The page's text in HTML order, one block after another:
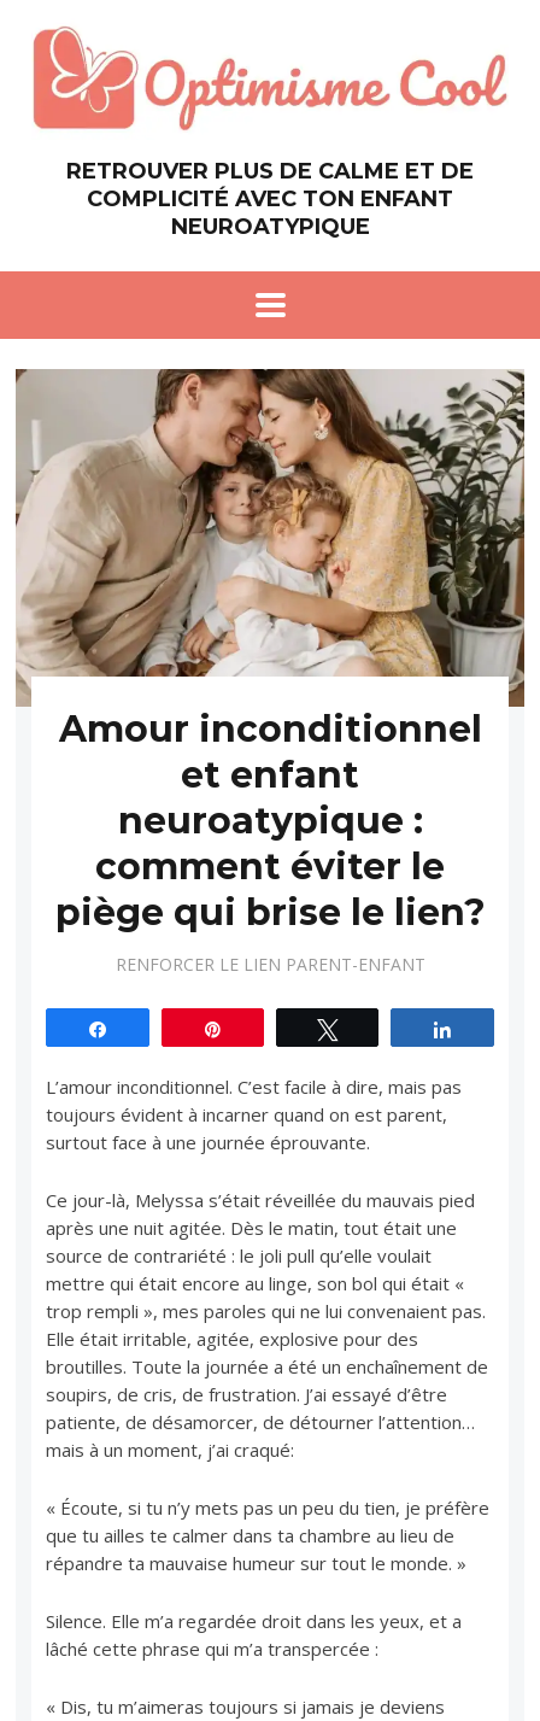
RETROUVER PLUS DE CALME ET DE
COMPLICITÉ AVEC TON ENFANT
NEUROATYPIQUE
Amour inconditionnel
et enfant
neuroatypique :
comment éviter le
piège qui brise le lien?
RENFORCER LE LIEN PARENT-ENFANT
L’amour inconditionnel. C’est facile à dire, mais pas
toujours évident à incarner quand on est parent,
surtout face à une journée éprouvante.
Ce jour-là, Melyssa s’était réveillée du mauvais pied
après une nuit agitée. Dès le matin, tout était une
source de contrariété : le joli pull qu’elle voulait
mettre qui était encore au linge, son bol qui était «
trop rempli », mes paroles qui ne lui convenaient pas.
Elle était irritable, agitée, explosive pour des
broutilles. Toute la journée a été un enchaînement de
soupirs, de cris, de frustration. J’ai essayé d’être
patiente, de désamorcer, de détourner l’attention…
mais à un moment, j’ai craqué:
« Écoute, si tu n’y mets pas un peu du tien, je préfère
que tu ailles te calmer dans ta chambre au lieu de
répandre ta mauvaise humeur sur tout le monde. »
Silence. Elle m’a regardée droit dans les yeux, et a
lâché cette phrase qui m’a transpercée :
« Dis, tu m’aimeras toujours si jamais je deviens